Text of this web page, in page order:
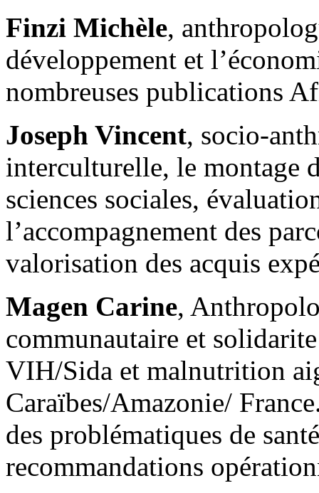
Finzi Michèle,
développement et
nombreuses publications
Joseph Vincent, socio-
interculturelle, le montage
sciences sociales,
l’accompagnement des
valorisation des acquis
Magen Carine,
communautaire et
VIH/Sida et malnutrition
Caraïbes/Amazonie/
des problématiques de
recommandations